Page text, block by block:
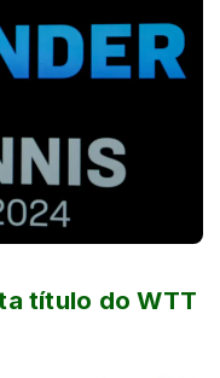
título do WTT